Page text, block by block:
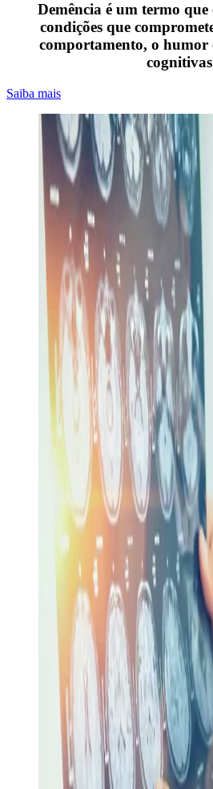
Demência é um termo
condições que
comportamento, o humor
cognitivas
Saiba mais